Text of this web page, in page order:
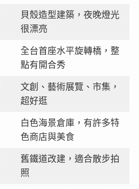
貝殼造型建築，夜晚燈光
很漂亮
全台首座水平旋轉橋，整
點有開合秀
文創、藝術展覽、市集，
超好逛
白色海景倉庫，有許多特
色商店與美食
舊鐵道改建，適合散步拍
照